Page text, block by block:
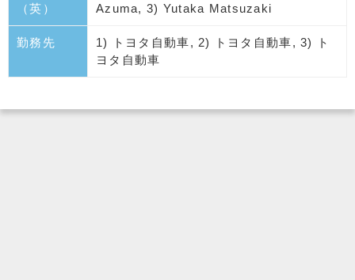
（英）
Azuma, 3) Yutaka Matsuzaki
勤務先
1) トヨタ自動車, 2) トヨタ自動車, 3) ト
ヨタ自動車